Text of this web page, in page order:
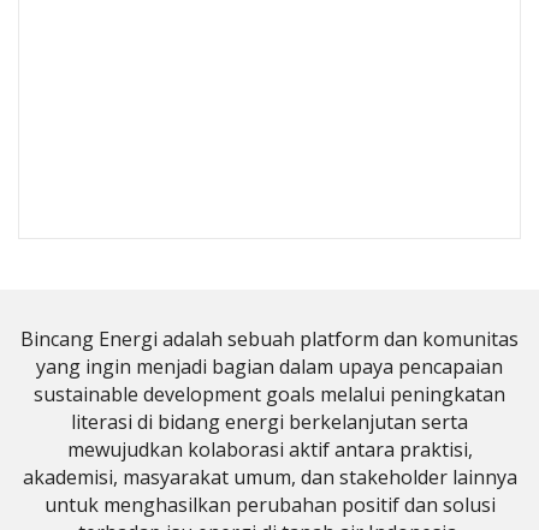
Bincang Energi adalah sebuah platform dan komunitas
yang ingin menjadi bagian dalam upaya pencapaian
sustainable development goals melalui peningkatan
literasi di bidang energi berkelanjutan serta
mewujudkan kolaborasi aktif antara praktisi,
akademisi, masyarakat umum, dan stakeholder lainnya
untuk menghasilkan perubahan positif dan solusi